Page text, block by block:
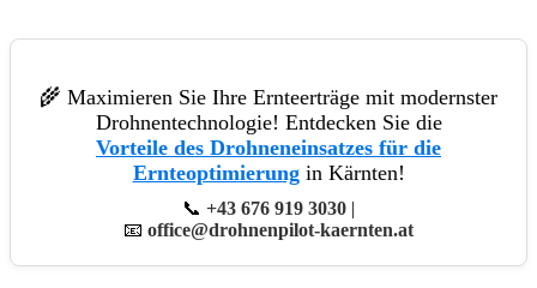
🌾 Maximieren Sie Ihre Ernteerträge mit modernster
Drohnentechnologie! Entdecken Sie die
Vorteile des Drohneneinsatzes für die
Ernteoptimierungin Kärnten!
📞 +43 676 919 3030 |
📧 office@drohnenpilot-kaernten.at